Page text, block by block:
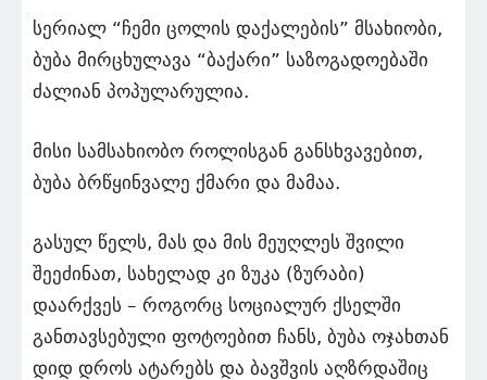
სერიალ “ჩემი ცოლის დაქალების” მსახიობი,
ბუბა მირცხულავა “ბაქარი” საზოგადოებაში
ძალიან პოპულარულია.
მისი სამსახიობო როლისგან განსხვავებით,
ბუბა ბრწყინვალე ქმარი და მამაა.
გასულ წელს, მას და მის მეუღლეს შვილი
შეეძინათ, სახელად კი ზუკა (ზურაბი)
დაარქვეს – როგორც სოციალურ ქსელში
განთავსებული ფოტოებით ჩანს, ბუბა ოჯახთან
დიდ დროს ატარებს და ბავშვის აღზრდაშიც